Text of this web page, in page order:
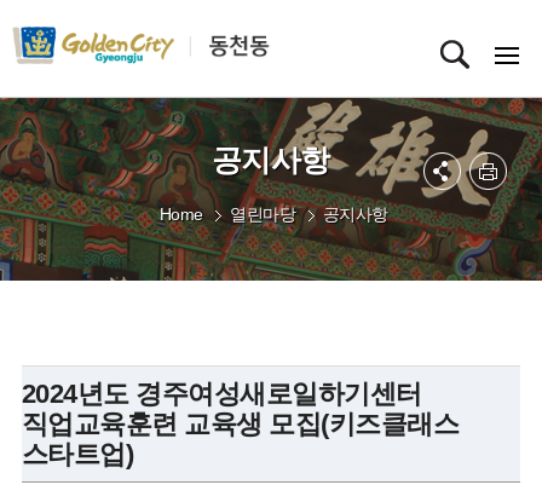
공지사항
Home 열린마당 공지사항
2024년도 경주여성새로일하기센터
직업교육훈련 교육생 모집(키즈클래스
스타트업)